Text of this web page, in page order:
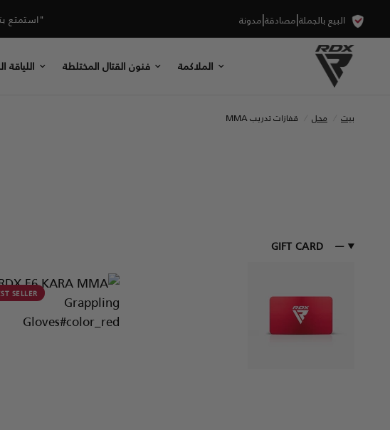
البيع بالجملة|مصادقة|مدونة "استمتع
الملاكمة فنون القتال المختلطة اللياقة
بيت محل قفازات تدريب MMA
GIFT CARD
SELLER